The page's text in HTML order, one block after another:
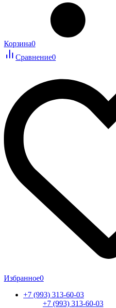
Корзина0
Сравнение0
Избранное0
+7 (993) 313-60-03
+7 (993) 313-60-03